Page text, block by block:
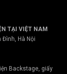
TẠI VIỆT NAM
Đình, Hà Nội
Backstage, giấy